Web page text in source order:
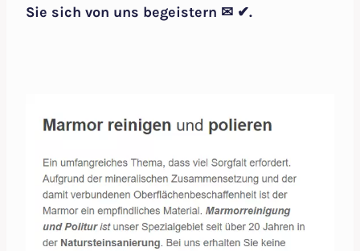
Sie sich von uns begeistern ✉ ✔.